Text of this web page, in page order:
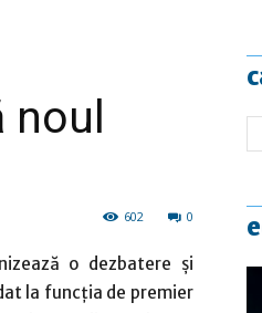
0
602
o dezbatere şi
la funcţia de premier